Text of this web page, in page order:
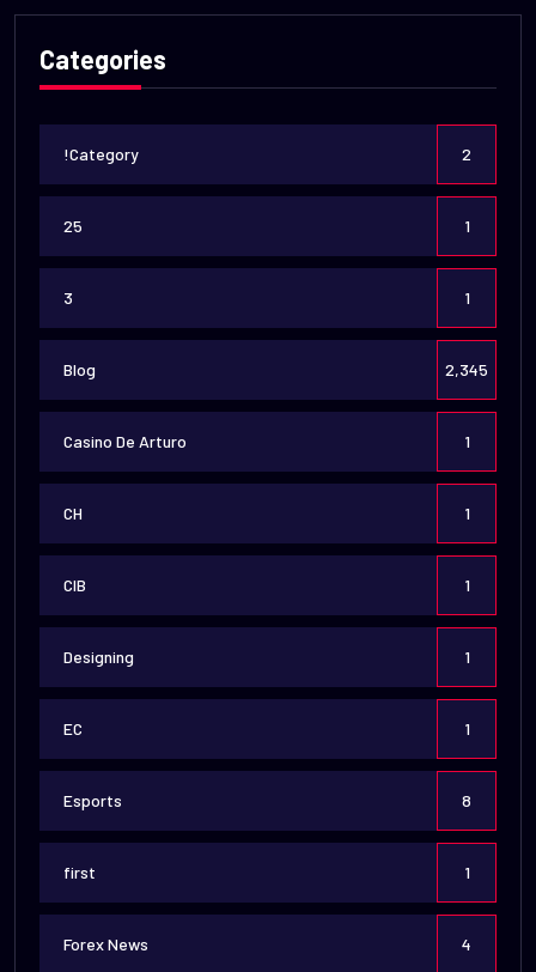
Categories
!Category 2
25 1
3 1
Blog 2,345
Casino De Arturo 1
CH 1
CIB 1
Designing 1
EC 1
Esports 8
first 1
Forex News 4